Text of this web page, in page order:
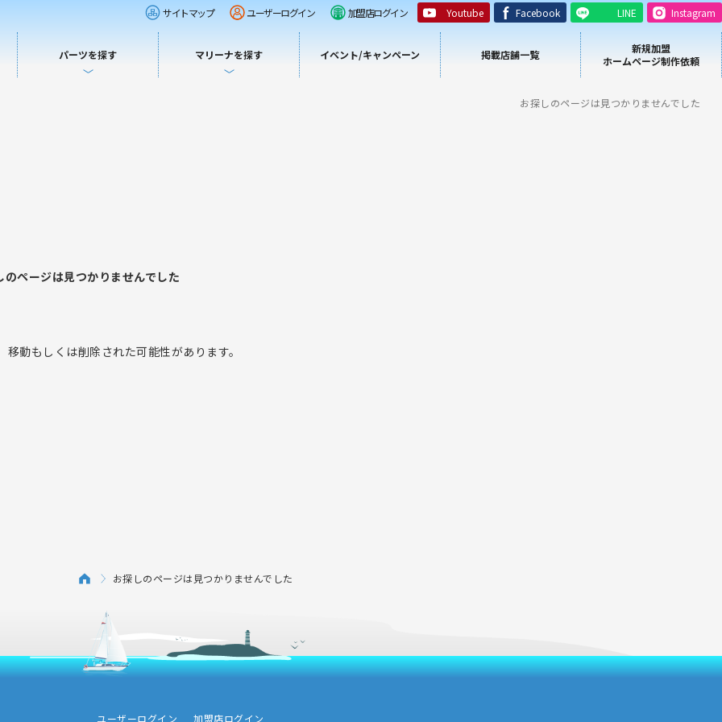
サイトマップ ユーザーログイン 加盟店ログイン Youtube Facebook LINE Instagram
パーツを探す マリーナを探す イベント/キャンペーン 掲載店舗一覧
新規加盟
ホームページ制作依頼
お探しのページは見つかりませんでした
のページは見つかりませんでした
動もしくは削除された可能性があります。
お探しのページは見つかりませんでした
ユーザーログイン 加盟店ログイン